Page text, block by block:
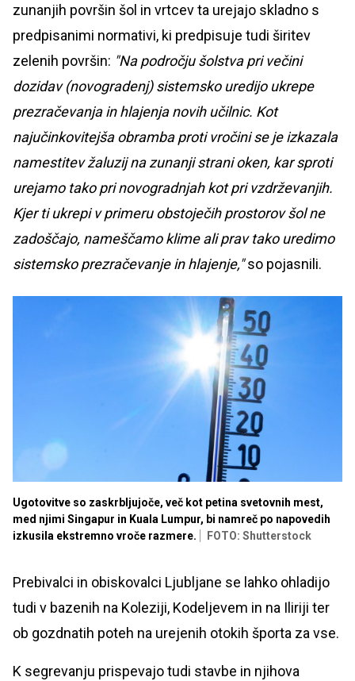
zunanjih površin šol in vrtcev ta urejajo skladno s
predpisanimi normativi, ki predpisuje tudi širitev
zelenih površin: "Na področju šolstva pri večini
dozidav (novogradenj) sistemsko uredijo ukrepe
prezračevanja in hlajenja novih učilnic. Kot
najučinkovitejša obramba proti vročini se je izkazala
namestitev žaluzij na zunanji strani oken, kar sproti
urejamo tako pri novogradnjah kot pri vzdrževanjih.
Kjer ti ukrepi v primeru obstoječih prostorov šol ne
zadoščajo, nameščamo klime ali prav tako uredimo
sistemsko prezračevanje in hlajenje,"so pojasnili.
Ugotovitve so zaskrbljujoče, več kot petina svetovnih mest,
med njimi Singapur in Kuala Lumpur, bi namreč po napovedih
izkusila ekstremno vroče razmere.
FOTO: Shutterstock
Prebivalci in obiskovalci Ljubljane se lahko ohladijo
tudi v bazenih na Koleziji, Kodeljevem in na Iliriji ter
ob gozdnatih poteh na urejenih otokih športa za vse.
K segrevanju prispevajo tudi stavbe in njihova